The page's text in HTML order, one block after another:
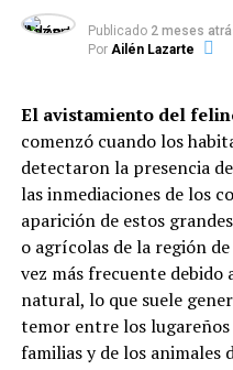
Dinámica del
El informe evidencia que
hábitos de pospandemia:
entrega viandas para
atención presencial en
módulos alimentarios.
Respecto a la distribución
mayor demanda se
escolar y laboral:
Publicado 2 meses
Por Ailén Lazarte
El avistamiento del
comenzó cuando los
detectaron la presencia
las inmediaciones de los
aparición de estos
o agrícolas de la región
vez más frecuente debido
natural, lo que suele
temor entre los lugareños
familias y de los animales